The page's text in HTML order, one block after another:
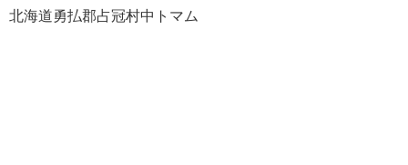
北海道勇払郡占冠村中トマム